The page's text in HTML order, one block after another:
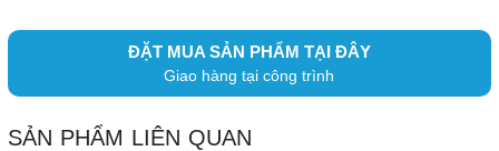
ĐẶT MUA SẢN PHẨM TẠI ĐÂY
Giao hàng tại công trình
SẢN PHẨM LIÊN QUAN